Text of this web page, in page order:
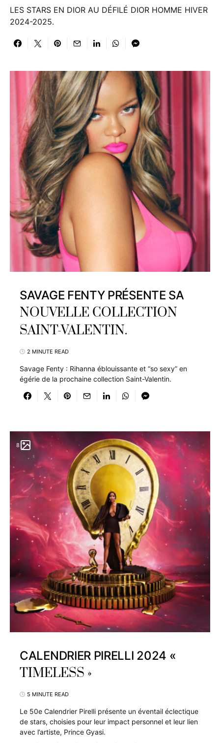
LES STARS EN DIOR AU DÉFILÉ DIOR HOMME HIVER
2024-2025.
SAVAGE FENTY PRÉSENTE SA
NOUVELLE COLLECTION
SAINT-VALENTIN.
2 MINUTE READ
Savage Fenty : Rihanna éblouissante et “so sexy” en
égérie de la prochaine collection Saint-Valentin.
8
CALENDRIER PIRELLI 2024 «
TIMELESS »
5 MINUTE READ
Le 50e Calendrier Pirelli présente un éventail éclectique
de stars, choisies pour leur impact personnel et leur lien
avec l’artiste, Prince Gyasi.